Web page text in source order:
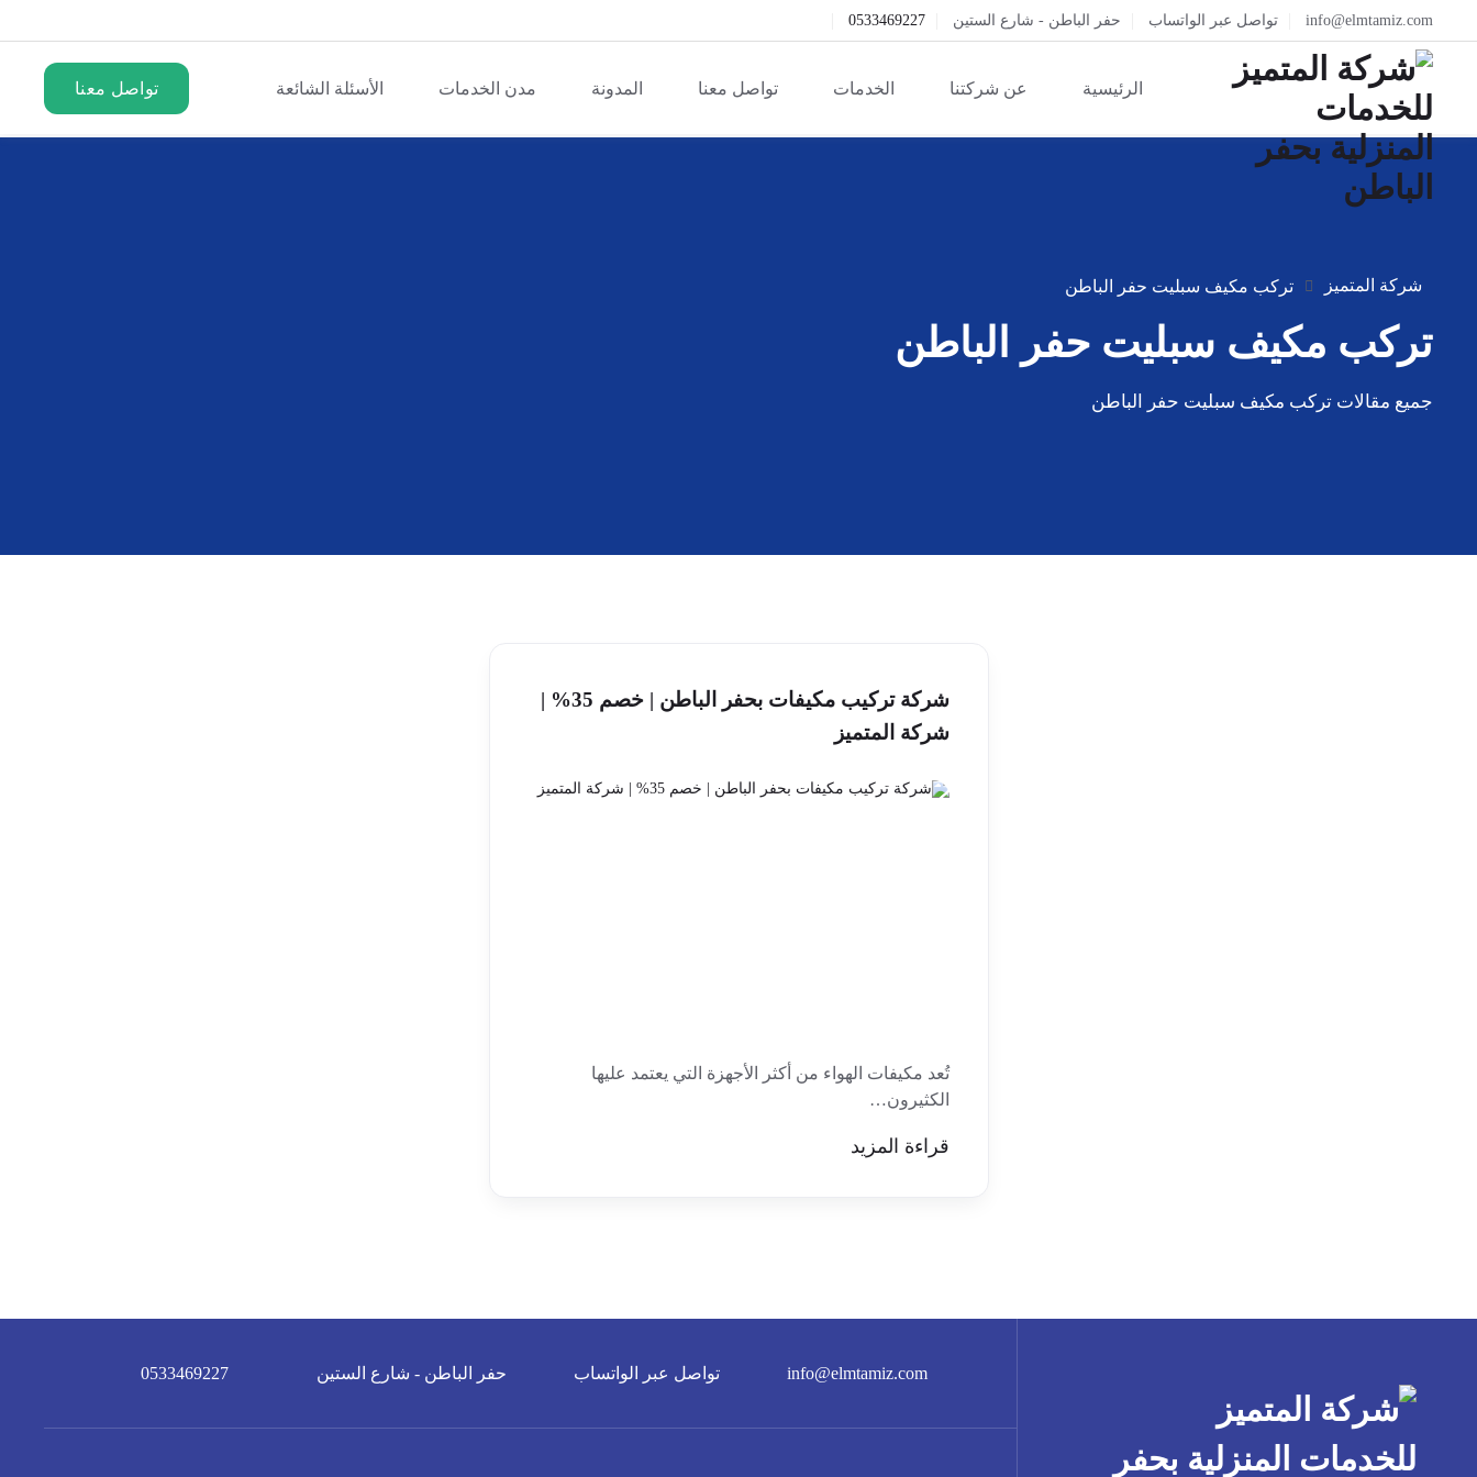
info@elmtamiz.com تواصل عبر الواتساب حفر الباطن - شارع الستين 0533469227
الرئيسية عن شركتنا الخدمات تواصل معنا المدونة مدن الخدمات الأسئلة الشائعة تواصل معنا
شركة المتميز تركب مكيف سبليت حفر الباطن
تركب مكيف سبليت حفر الباطن
جميع مقالات تركب مكيف سبليت حفر الباطن
شركة تركيب مكيفات بحفر الباطن | خصم 35% |
شركة المتميز
تُعد مكيفات الهواء من أكثر الأجهزة التي يعتمد عليها
الكثيرون…
قراءة المزيد
info@elmtamiz.com تواصل عبر الواتساب حفر الباطن - شارع الستين 0533469227